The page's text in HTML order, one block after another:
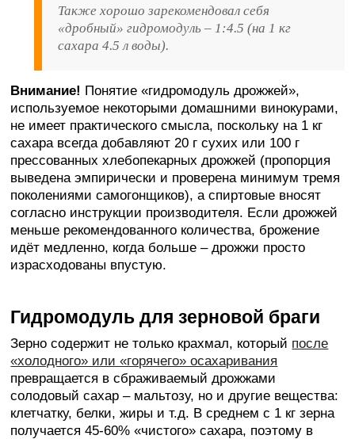
Также хорошо зарекомендовал себя
«дробный» гидромодуль – 1:4.5 (на 1 кг
сахара 4.5 л воды).
Внимание! Понятие «гидромодуль дрожжей»,
используемое некоторыми домашними винокурами,
не имеет практического смысла, поскольку на 1 кг
сахара всегда добавляют 20 г сухих или 100 г
прессованных хлебопекарных дрожжей (пропорция
выведена эмпирически и проверена минимум тремя
поколениями самогонщиков), а спиртовые вносят
согласно инструкции производителя. Если дрожжей
меньше рекомендованного количества, брожение
идёт медленно, когда больше – дрожжи просто
израсходованы впустую.
Гидромодуль для зерновой браги
Зерно содержит не только крахмал, который после
«холодного» или «горячего» осахаривания
превращается в сбраживаемый дрожжами
солодовый сахар – мальтозу, но и другие вещества:
клетчатку, белки, жиры и т.д. В среднем с 1 кг зерна
получается 45-60% «чистого» сахара, поэтому в